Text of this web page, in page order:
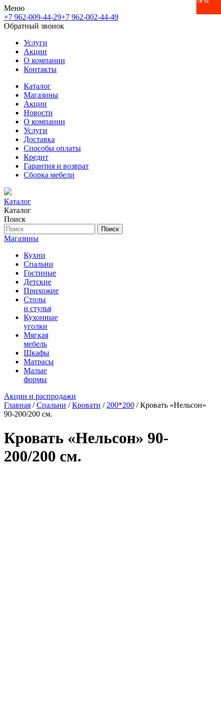
Меню
+7 962-009-44-29+7 962-002-44-49
Обратный звонок
Услуги
Акции
О компании
Контакты
Каталог
Магазины
Акции
Новости
О компании
Услуги
Доставка
Способы оплаты
Кредит
Гарантия и возврат
Сборка мебели
Каталог
Каталог
Поиск
Поиск
Магазины
Кухни
Спальни
Гостиные
Детские
Прихожие
Столы
и стулья
Кухонные
уголки
Мягкая
мебель
Шкафы
Матрасы
Малые
формы
Акции и распродажи
Главная /Спальни /Кровати / 200*200 / Кровать «Нельсон»
90-200/200 см.
Кровать «Нельсон» 90-
200/200 см.